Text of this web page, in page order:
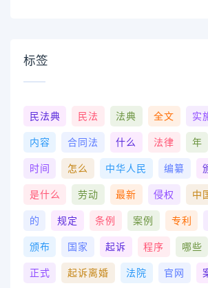
标签
民法典 民法 法典 全文 实
内容 合同法 什么 法律 年
时间 怎么 中华人民 编纂
是什么 劳动 最新 侵权 中
的 规定 条例 案例 专利
颁布 国家 起诉 程序 哪些
正式 起诉离婚 法院 官网